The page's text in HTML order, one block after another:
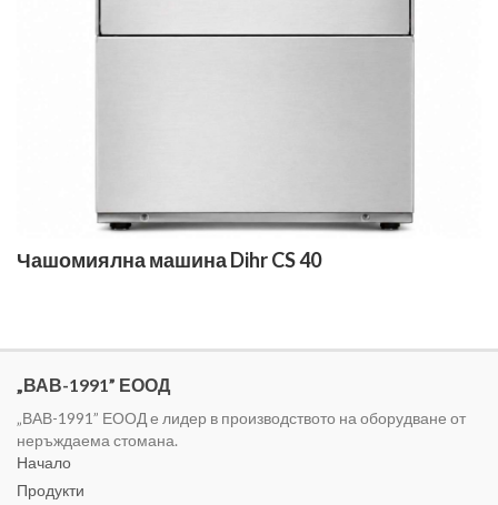
Чашомиялна машина Dihr CS 40
„ВАВ-1991” ЕООД
„ВАВ-1991” ЕООД е лидер в производството на оборудване от
неръждаема стомана.
Начало
Продукти